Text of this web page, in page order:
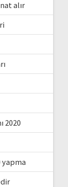
alır
2020
yapma